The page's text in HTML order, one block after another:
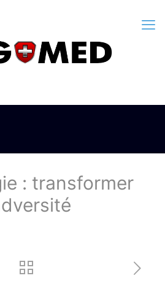
: transformer